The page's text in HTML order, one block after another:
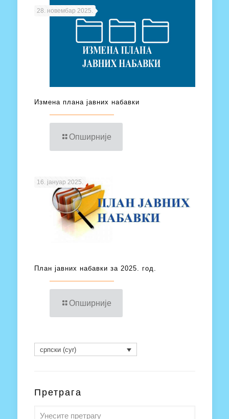
28. новембар 2025.
Измена плана јавних набавки
Опширније
16. јануар 2025.
План јавних набавки за 2025. год.
Опширније
српски (cyr)
Претрага